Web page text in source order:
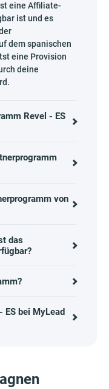
eine Affiliate-
ist und es
dem spanischen
eine Provision
deine
Revel - ES
von
das
ES bei MyLead